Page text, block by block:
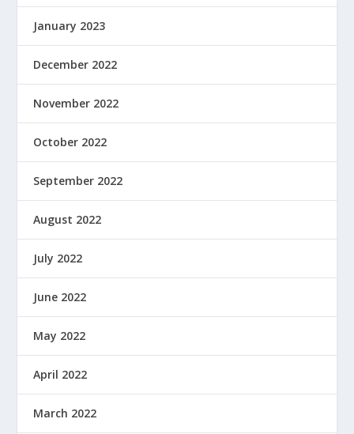
January 2023
December 2022
November 2022
October 2022
September 2022
August 2022
July 2022
June 2022
May 2022
April 2022
March 2022